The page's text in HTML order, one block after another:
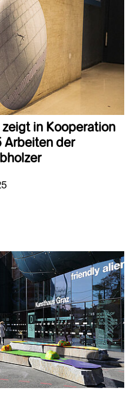
in Kooperation
Arbeiten der